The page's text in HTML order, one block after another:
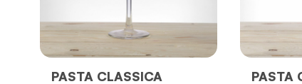
PASTA CLASSICA
PASTA